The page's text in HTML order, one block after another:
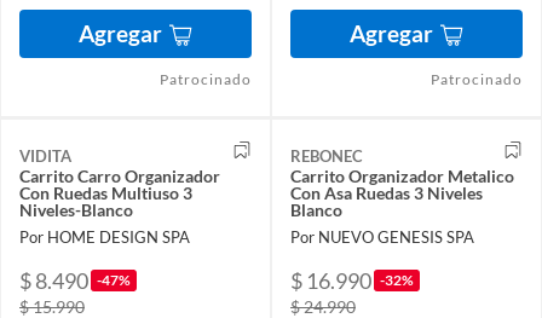
Agregar
Patrocinado
Agregar
Patrocinado
VIDITA
Carrito Carro Organizador
Con Ruedas Multiuso 3
Niveles-Blanco
Por HOME DESIGN SPA
$ 8.490 -47%
$ 15.990
REBONEC
Carrito Organizador Metalico
Con Asa Ruedas 3 Niveles
Blanco
Por NUEVO GENESIS SPA
$ 16.990 -32%
$ 24.990